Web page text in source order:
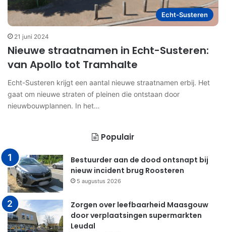
Echt-Susteren
21 juni 2024
Nieuwe straatnamen in Echt-Susteren:
van Apollo tot Tramhalte
Echt-Susteren krijgt een aantal nieuwe straatnamen erbij. Het
gaat om nieuwe straten of pleinen die ontstaan door
nieuwbouwplannen. In het…
Populair
Bestuurder aan de dood ontsnapt bij
nieuw incident brug Roosteren
5 augustus 2026
Zorgen over leefbaarheid Maasgouw
door verplaatsingen supermarkten
Leudal